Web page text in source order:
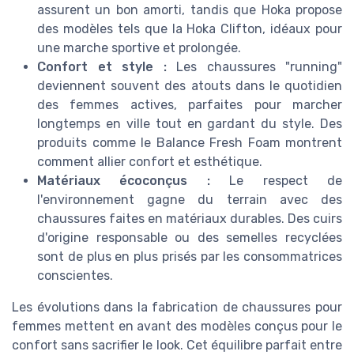
assurent un bon amorti, tandis que Hoka propose
des modèles tels que la Hoka Clifton, idéaux pour
une marche sportive et prolongée.
Confort et style :Les chaussures "running"
deviennent souvent des atouts dans le quotidien
des femmes actives, parfaites pour marcher
longtemps en ville tout en gardant du style. Des
produits comme le Balance Fresh Foam montrent
comment allier confort et esthétique.
Matériaux écoconçus :Le respect de
l'environnement gagne du terrain avec des
chaussures faites en matériaux durables. Des cuirs
d'origine responsable ou des semelles recyclées
sont de plus en plus prisés par les consommatrices
conscientes.
Les évolutions dans la fabrication de chaussures pour
femmes mettent en avant des modèles conçus pour le
confort sans sacrifier le look. Cet équilibre parfait entre